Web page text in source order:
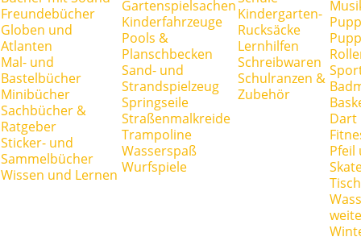
Freundebücher
Globen und
Atlanten
Mal- und
Bastelbücher
Minibücher
Sachbücher &
Ratgeber
Sticker- und
Sammelbücher
Wissen und Lernen
Gartenspielsachen
Kinderfahrzeuge
Pools &
Planschbecken
Sand- und
Strandspielzeug
Springseile
Straßenmalkreide
Trampoline
Wasserspaß
Wurfspiele
Kindergarten-
Rucksäcke
Lernhilfen
Schreibwaren
Schulranzen &
Zubehör
Dart
Pfeil